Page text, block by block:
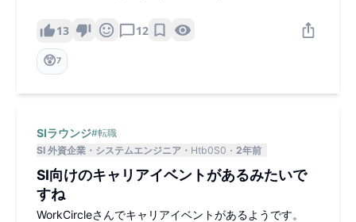
13 12
😲7
SIラウンジ#転職
SI 外資企業
システムエンジニア Htb0S0 2年前
SI向けのキャリアイベントがあるみたいで
すね
WorkCircleさんでキャリアイベントがあるようです。